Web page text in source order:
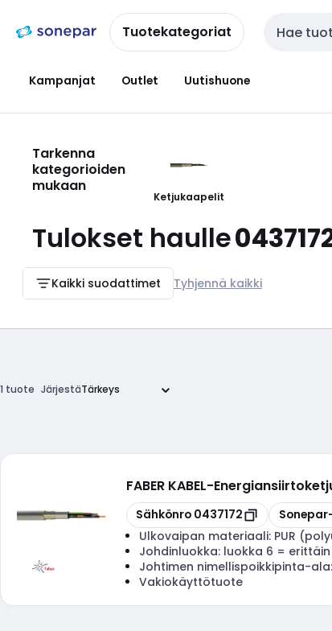
navigointiinsisältöönTuotekategoriat Haku
Kampanjat Outlet Uutishuone
Tarkenna
kategorioiden
mukaan
Ketjukaapelit
Tulokset haulle
Kaikki suodattimet Tyhjennä kaikki
1 tuote Järjestä
FABER KABEL-
Kopioi
Sähkönro 0437172 Kopioi
Ulkovaipan materiaali: PUR
Johdinluokka: luokka 6 =
Johtimen nimellispoikkipinta-ala:
Vakiokäyttötuote